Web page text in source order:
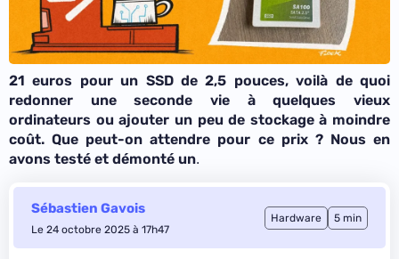
21 euros pour un SSD de 2,5 pouces, voilà de quoi
redonner une seconde vie à quelques vieux
ordinateurs ou ajouter un peu de stockage à moindre
coût. Que peut-on attendre pour ce prix ? Nous en
avons testé et démonté un.
Sébastien Gavois
Le 24 octobre 2025 à 17h47
Hardware 5 min